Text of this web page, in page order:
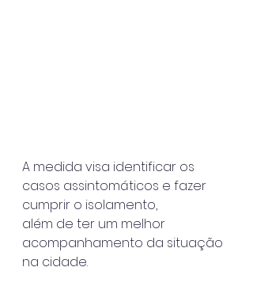
A medida visa identificar os
casos assintomáticos e fazer
cumprir o isolamento,
além de ter um melhor
acompanhamento da situação
na cidade.